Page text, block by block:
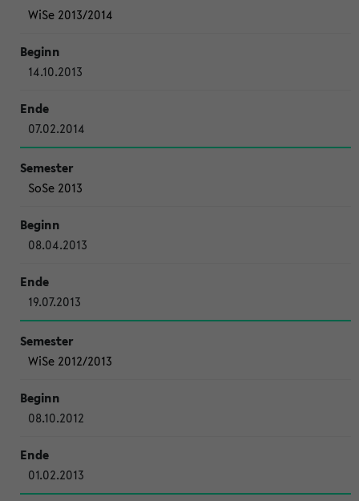
WiSe 2013/2014
14.10.2013
07.02.2014
SoSe 2013
08.04.2013
19.07.2013
WiSe 2012/2013
08.10.2012
01.02.2013